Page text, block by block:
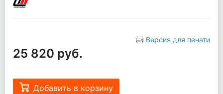
Версия для печати
25 820 руб.
Добавить в корзину